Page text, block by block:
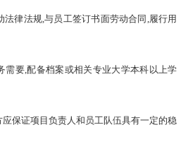
法律法规,与员工签订书面劳动合同,履行用
需要,配备档案或相关专业大学本科以上学
保证项目负责人和员工队伍具有一定的稳